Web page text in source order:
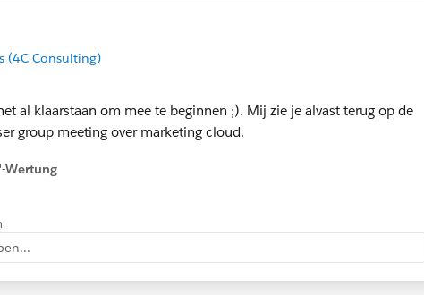
(4C Consulting)
al klaarstaan om mee te beginnen ;). Mij zie je alvast terug op de
group meeting over marketing cloud.
Wertung